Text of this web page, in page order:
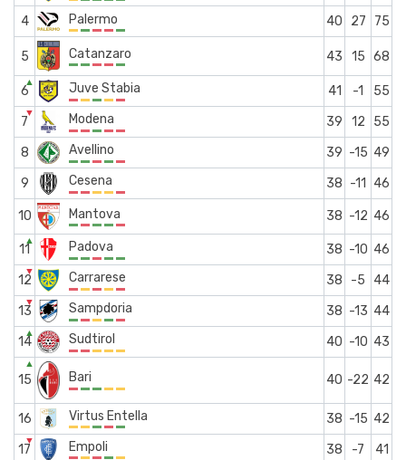
4
Palermo 40 27 75
5 Catanzaro 43 15 68
6
▲ Juve Stabia 41 -1
55
7
▼ Modena 39 12
55
8
Avellino 39 -15 49
9
Cesena 38 -11 46
10 Mantova 38 -12 46
11
▲ Padova 38 -10 46
12
▼ Carrarese 38 -5
44
13
▼ Sampdoria 38 -13 44
14
▲ Sudtirol 40 -10 43
15
▲
Bari 40 -22 42
16 Virtus Entella 38 -15 42
17
▼ Empoli 38 -7
41